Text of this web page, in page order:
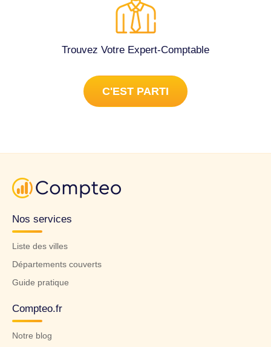
Trouvez Votre Expert-Comptable
C'EST PARTI
Nos services
Liste des villes
Départements couverts
Guide pratique
Compteo.fr
Notre blog